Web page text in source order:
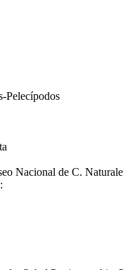
Pelecípodos
Nacional de C.